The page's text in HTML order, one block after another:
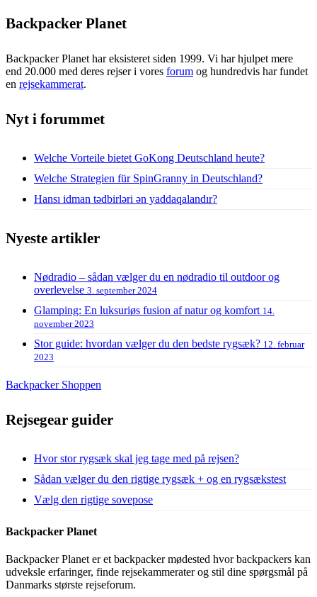
Backpacker Planet
Backpacker Planet har eksisteret siden 1999. Vi har hjulpet mere
end 20.000 med deres rejser i vores forum og hundredvis har fundet
en rejsekammerat.
Nyt i forummet
Welche Vorteile bietet GoKong Deutschland heute?
Welche Strategien für SpinGranny in Deutschland?
Hansı idman tədbirləri ən yaddaqalandır?
Nyeste artikler
Nødradio – sådan vælger du en nødradio til outdoor og
overlevelse 3. september 2024
Glamping: En luksuriøs fusion af natur og komfort 14.
november 2023
Stor guide: hvordan vælger du den bedste rygsæk? 12. februar
2023
Backpacker Shoppen
Rejsegear guider
Hvor stor rygsæk skal jeg tage med på rejsen?
Sådan vælger du den rigtige rygsæk + og en rygsækstest
Vælg den rigtige sovepose
Backpacker Planet
Backpacker Planet er et backpacker mødested hvor backpackers kan
udveksle erfaringer, finde rejsekammerater og stil dine spørgsmål på
Danmarks største rejseforum.